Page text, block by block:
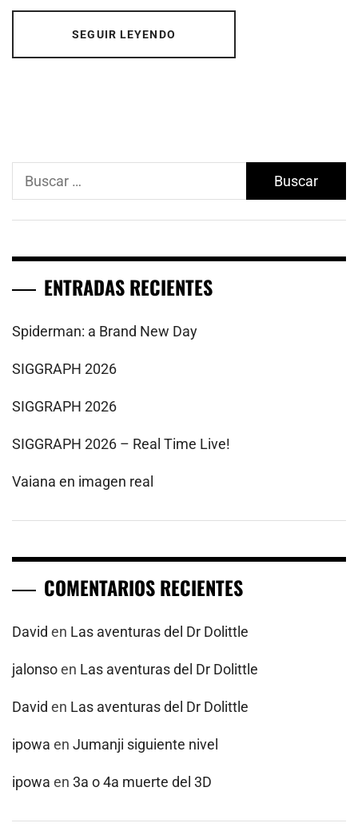
SEGUIR LEYENDO
Buscar:
ENTRADAS RECIENTES
Spiderman: a Brand New Day
SIGGRAPH 2026
SIGGRAPH 2026
SIGGRAPH 2026 – Real Time Live!
Vaiana en imagen real
COMENTARIOS RECIENTES
David en Las aventuras del Dr Dolittle
jalonsoen Las aventuras del Dr Dolittle
David en Las aventuras del Dr Dolittle
ipowa en Jumanji siguiente nivel
ipowa en 3a o 4a muerte del 3D